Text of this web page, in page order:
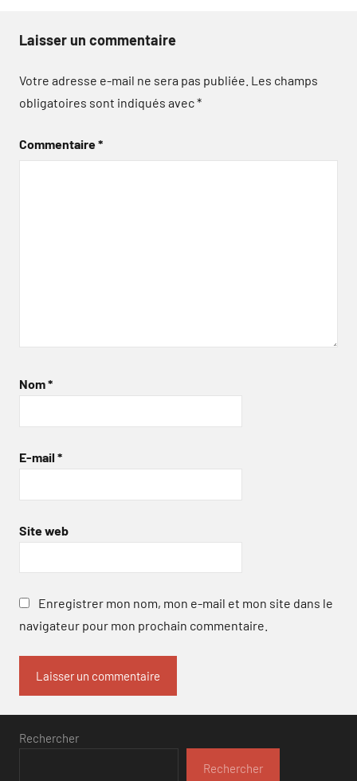
Laisser un commentaire
Votre adresse e-mail ne sera pas publiée. Les champs
obligatoires sont indiqués avec*
Commentaire*
Nom*
E-mail *
Site web
Enregistrer mon nom, mon e-mail et mon site dans le
navigateur pour mon prochain commentaire.
Rechercher
Rechercher